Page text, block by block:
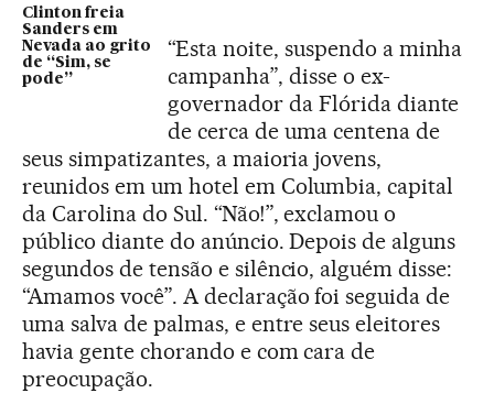
Clinton freia
Sanders em
Nevada ao grito
de “Sim, se
pode”
“Esta noite, suspendo a minha
campanha”, disse o ex-
governador da Flórida diante
de cerca de uma centena de
seus simpatizantes, a maioria jovens,
reunidos em um hotel em Columbia, capital
da Carolina do Sul. “Não!”, exclamou o
público diante do anúncio. Depois de alguns
segundos de tensão e silêncio, alguém disse:
“Amamos você”. A declaração foi seguida de
uma salva de palmas, e entre seus eleitores
havia gente chorando e com cara de
preocupação.